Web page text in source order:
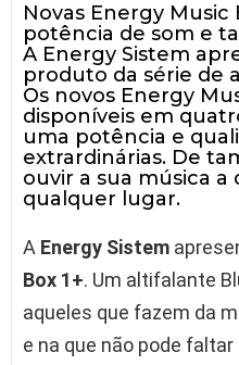
Novas Energy Music
potência de som e
A Energy Sistem
produto da série de
Os novos Energy
disponíveis em
uma potência e
extrardinárias. De
ouvir a sua música
qualquer lugar.
A Energy Sistem
Box 1+. Um altifalante
aqueles que fazem da
e na que não pode